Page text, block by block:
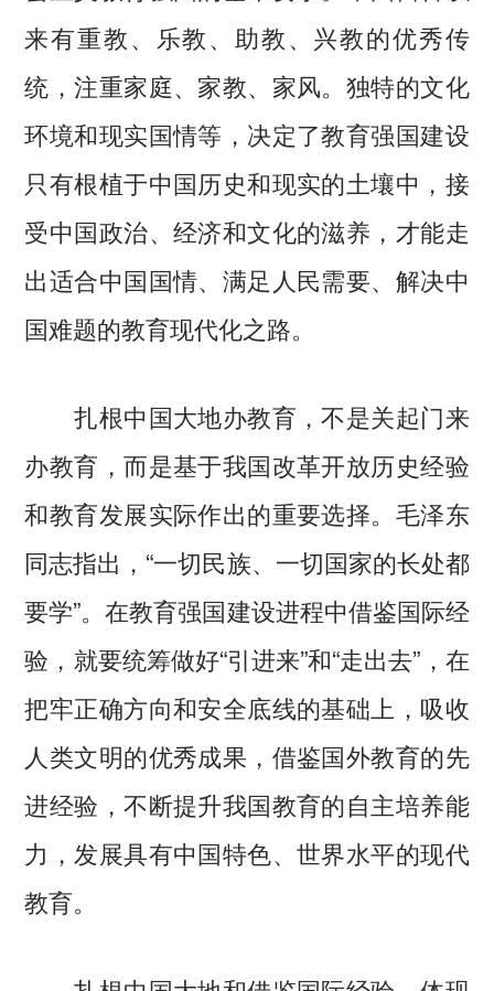
来有重教、乐教、助教、兴教的优秀传
统，注重家庭、家教、家风。独特的文化
环境和现实国情等，决定了教育强国建设
只有根植于中国历史和现实的土壤中，接
受中国政治、经济和文化的滋养，才能走
出适合中国国情、满足人民需要、解决中
国难题的教育现代化之路。
扎根中国大地办教育，不是关起门来
办教育，而是基于我国改革开放历史经验
和教育发展实际作出的重要选择。毛泽东
同志指出，“一切民族、一切国家的长处都
要学”。在教育强国建设进程中借鉴国际经
验，就要统筹做好“引进来”和“走出去”，在
把牢正确方向和安全底线的基础上，吸收
人类文明的优秀成果，借鉴国外教育的先
进经验，不断提升我国教育的自主培养能
力，发展具有中国特色、世界水平的现代
教育。